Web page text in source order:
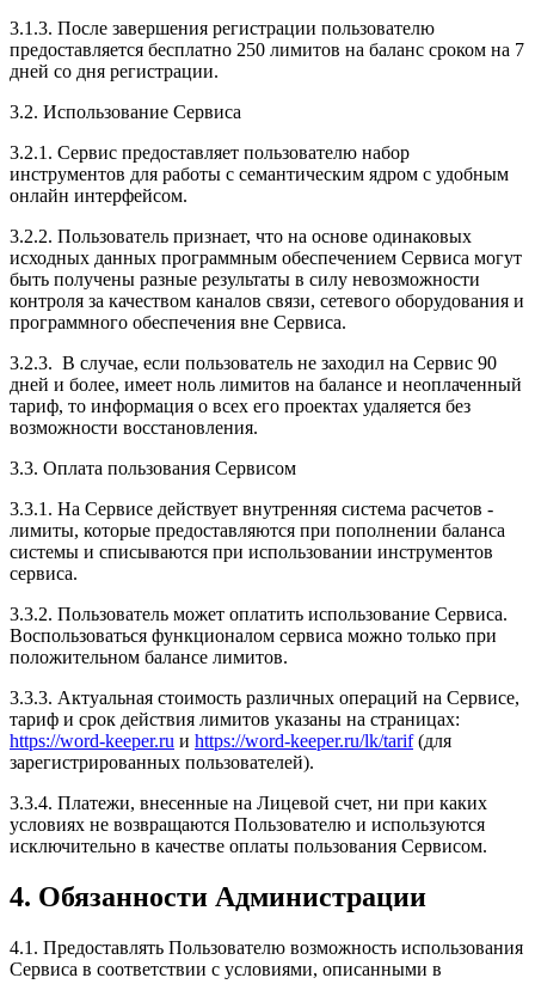
3.1.3. После завершения регистрации пользователю
предоставляется бесплатно 250 лимитов на баланс сроком на 7
дней со дня регистрации.
3.2. Использование Сервиса
3.2.1. Сервис предоставляет пользователю набор
инструментов для работы с семантическим ядром с удобным
онлайн интерфейсом.
3.2.2. Пользователь признает, что на основе одинаковых
исходных данных программным обеспечением Сервиса могут
быть получены разные результаты в силу невозможности
контроля за качеством каналов связи, сетевого оборудования и
программного обеспечения вне Сервиса.
3.2.3. В случае, если пользователь не заходил на Сервис 90
дней и более, имеет ноль лимитов на балансе и неоплаченный
тариф, то информация о всех его проектах удаляется без
возможности восстановления.
3.3. Оплата пользования Сервисом
3.3.1. На Сервисе действует внутренняя система расчетов -
лимиты, которые предоставляются при пополнении баланса
системы и списываются при использовании инструментов
сервиса.
3.3.2. Пользователь может оплатить использование Сервиса.
Воспользоваться функционалом сервиса можно только при
положительном балансе лимитов.
3.3.3. Актуальная стоимость различных операций на Сервисе,
тариф и срок действия лимитов указаны на страницах:
https://word-keeper.ru и https://word-keeper.ru/lk/tarif(для
зарегистрированных пользователей).
3.3.4. Платежи, внесенные на Лицевой счет, ни при каких
условиях не возвращаются Пользователю и используются
исключительно в качестве оплаты пользования Сервисом.
4. Обязанности Администрации
4.1. Предоставлять Пользователю возможность использования
Сервиса в соответствии с условиями, описанными в